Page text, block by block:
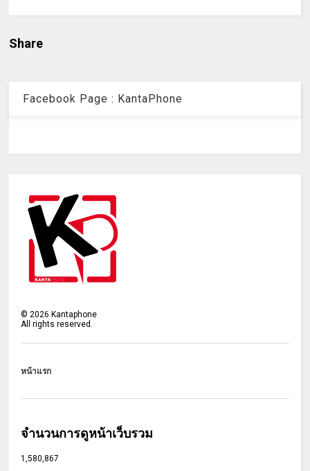
Share
Facebook Page : KantaPhone
©2026 Kantaphone
All rights reserved.
หน้าแรก
จำนวนการดูหน้าเว็บรวม
1,580,867